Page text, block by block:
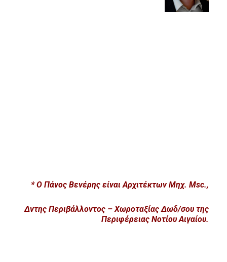
* ΟΠάνος Βενέρης είναι Αρχιτέκτων Μηχ. Msc.,
Δντης Περιβάλλοντος – Χωροταξίας Δωδ/σου της
Περιφέρειας Νοτίου Αιγαίου.